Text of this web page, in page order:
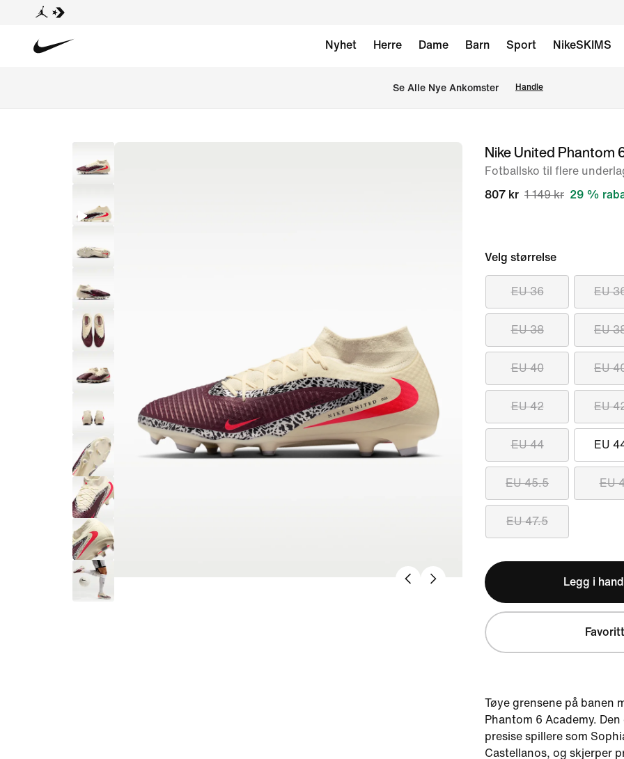
Nyhet Herre Dame Barn Sport NikeSKIMS
Se Alle Nye Ankomster Handle
bildeNike United Phantom
Fotballsko til flere
807 kr 1 149 kr 29 %
Velg størrelse
EU 36 EU
EU 38 EU
EU 40 EU
EU 42 EU
EU 44 EU
EU 45.5 EU
EU 47.5
Legg i
Favoritt
Tøye grensene på banen
Phantom 6 Academy.
presise spillere som
Castellanos, og skjerper